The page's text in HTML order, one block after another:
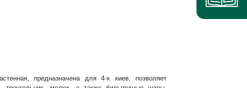
предназначена для 4-х киев, позволяет